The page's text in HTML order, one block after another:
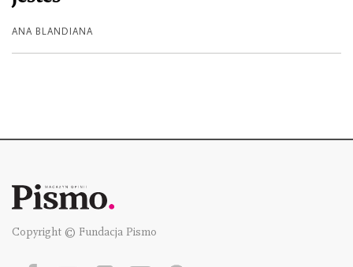
ANA BLANDIANA
Copyright © Fundacja Pismo